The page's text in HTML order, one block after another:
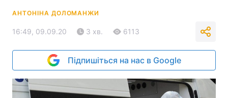
АНТОНІНА ДОЛОМАНЖИ
16:49, 09.09.20 3 хв. 6113
Підпишіться на нас в Google